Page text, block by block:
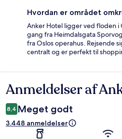
Hvordan er området
Anker Hotel ligger ved floden i
gang fra Heimdalsgata
fra Oslos operahus. Rejsende
centralt og er perfekt til
Anmeldelser
Anmeldelser af
8,4 Meget godt
3.448 anmeldelser